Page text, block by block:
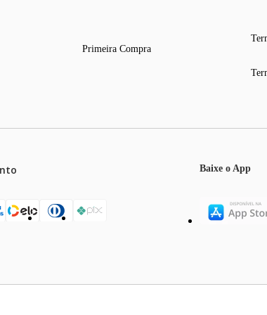
Primeira Compra
Baixe o App